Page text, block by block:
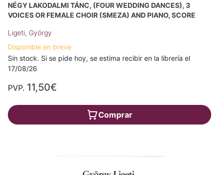
NÉGY LAKODALMI TÁNC, (FOUR WEDDING DANCES), 3
VOICES OR FEMALE CHOIR (SMEZA) AND PIANO, SCORE
Ligeti, György
Disponible en breve
Sin stock. Si se pide hoy, se estima recibir en la librería el
17/08/26
PVP. 11,50€
Comprar